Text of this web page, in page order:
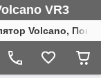
VR3
Volcano,